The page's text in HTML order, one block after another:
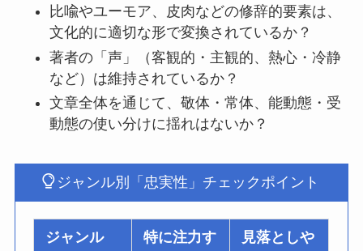
比喩やユーモア、皮肉などの修辞的要素は、
文化的に適切な形で変換されているか？
著者の「声」（客観的・主観的、熱心・冷静
など）は維持されているか？
文章全体を通じて、敬体・常体、能動態・受
動態の使い分けに揺れはないか？
ジャンル別「忠実性」チェックポイント
ジャンル
特に注力す
見落としや